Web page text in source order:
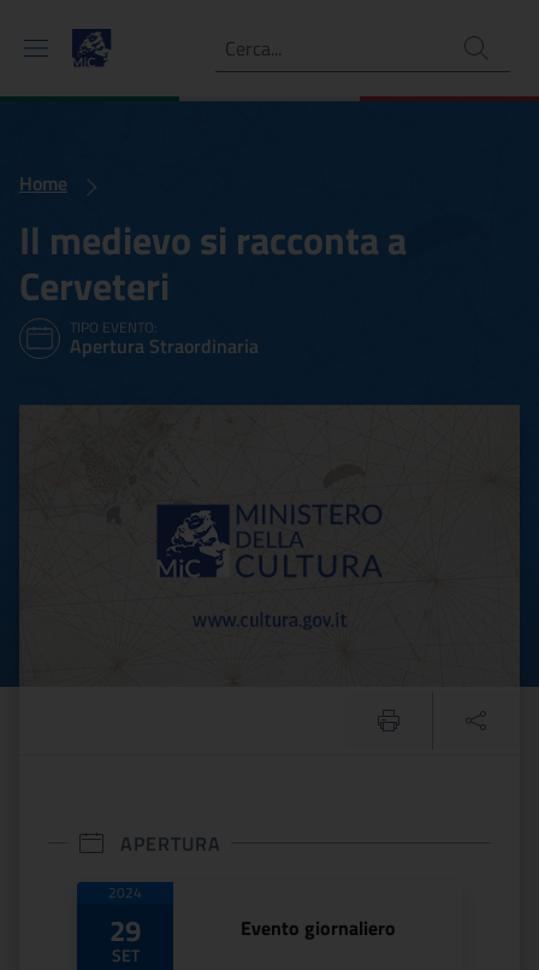
Ricerca
Home
Il medievo si racconta a
Cerveteri
TIPO EVENTO:
Apertura Straordinaria
APERTURA
Date di apertura
2024
29
SET
Evento giornaliero